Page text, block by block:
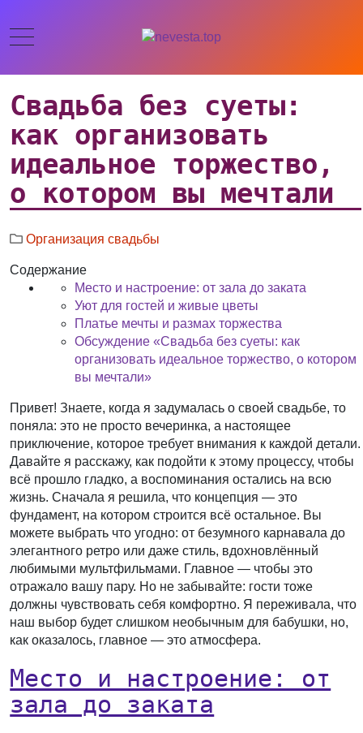
Свадьба без суеты:
как организовать
идеальное торжество,
о котором вы мечтали
Организация свадьбы
Содержание
Место и настроение: от зала до заката
Уют для гостей и живые цветы
Платье мечты и размах торжества
Обсуждение «Свадьба без суеты: как
организовать идеальное торжество, о котором
вы мечтали»
Привет! Знаете, когда я задумалась о своей свадьбе, то
поняла: это не просто вечеринка, а настоящее
приключение, которое требует внимания к каждой детали.
Давайте я расскажу, как подойти к этому процессу, чтобы
всё прошло гладко, а воспоминания остались на всю
жизнь. Сначала я решила, что концепция — это
фундамент, на котором строится всё остальное. Вы
можете выбрать что угодно: от безумного карнавала до
элегантного ретро или даже стиль, вдохновлённый
любимыми мультфильмами. Главное — чтобы это
отражало вашу пару. Но не забывайте: гости тоже
должны чувствовать себя комфортно. Я переживала, что
наш выбор будет слишком необычным для бабушки, но,
как оказалось, главное — это атмосфера.
Место и настроение: от
зала до заката